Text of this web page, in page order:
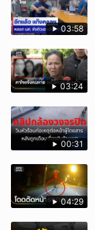
03:58
03:24
00:31
04:29